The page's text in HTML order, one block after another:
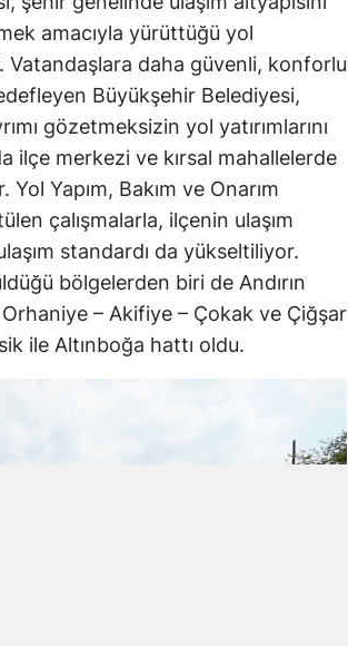
amacıyla yürüttüğü yol
Vatandaşlara daha güvenli, konforlu
Büyükşehir Belediyesi,
gözetmeksizin yol yatırımlarını
ilçe merkezi ve kırsal mahallelerde
Yapım, Bakım ve Onarım
çalışmalarla, ilçenin ulaşım
standardı da yükseltiliyor.
bölgelerden biri de Andırın
– Akifiye – Çokak ve Çiğşar
ile Altınboğa hattı oldu.